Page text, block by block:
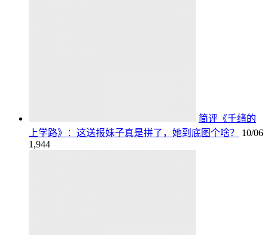
简评《千绪的
上学路》：这送报妹子真是拼了，她到底图个啥？
10/06
1,944